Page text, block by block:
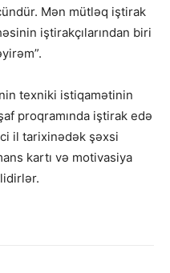
Mən mütləq iştirak
iştirakçılarından biri
texniki istiqamətinin
proqramında iştirak edə
il tarixinədək şəxsi
kartı və motivasiya